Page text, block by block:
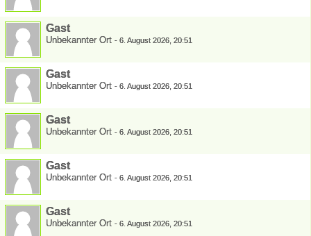
Gast
Unbekannter Ort - 6. August 2026, 20:51
Gast
Unbekannter Ort - 6. August 2026, 20:51
Gast
Unbekannter Ort - 6. August 2026, 20:51
Gast
Unbekannter Ort - 6. August 2026, 20:51
Gast
Unbekannter Ort - 6. August 2026, 20:51